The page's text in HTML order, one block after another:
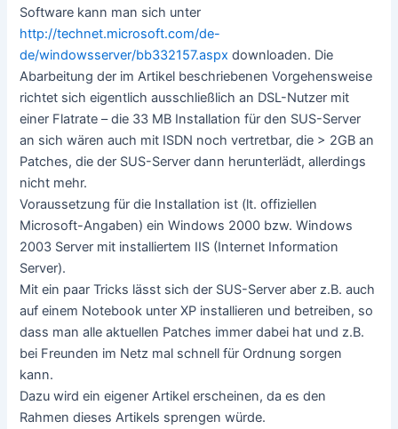
Software kann man sich unter
http://technet.microsoft.com/de-
de/windowsserver/bb332157.aspx downloaden. Die
Abarbeitung der im Artikel beschriebenen Vorgehensweise
richtet sich eigentlich ausschließlich an DSL-Nutzer mit
einer Flatrate – die 33 MB Installation für den SUS-Server
an sich wären auch mit ISDN noch vertretbar, die > 2GB an
Patches, die der SUS-Server dann herunterlädt, allerdings
nicht mehr.
Voraussetzung für die Installation ist (lt. offiziellen
Microsoft-Angaben) ein Windows 2000 bzw. Windows
2003 Server mit installiertem IIS (Internet Information
Server).
Mit ein paar Tricks lässt sich der SUS-Server aber z.B. auch
auf einem Notebook unter XP installieren und betreiben, so
dass man alle aktuellen Patches immer dabei hat und z.B.
bei Freunden im Netz mal schnell für Ordnung sorgen
kann.
Dazu wird ein eigener Artikel erscheinen, da es den
Rahmen dieses Artikels sprengen würde.